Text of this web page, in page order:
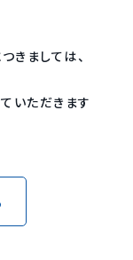
きましては、
いただきます